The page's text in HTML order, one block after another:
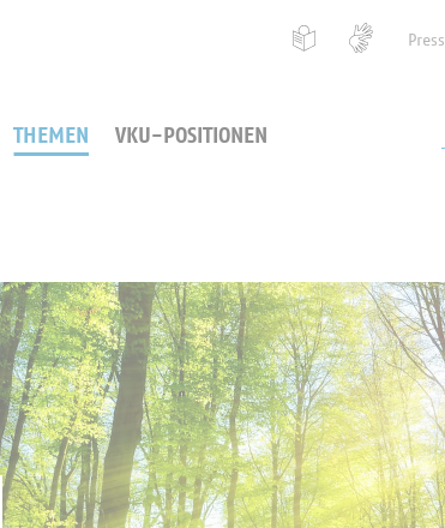
THEMEN VKU-POSITIONEN